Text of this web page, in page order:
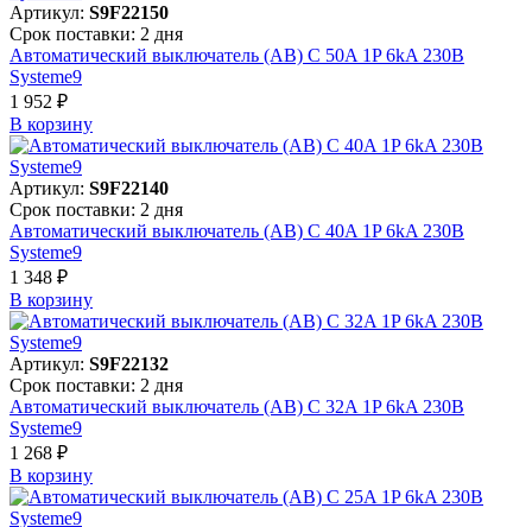
Артикул: S9F22150
Срок поставки: 2 дня
Автоматический выключатель (АВ) C 50A 1P 6kA 230В
Systeme9
1 952 ₽
В корзинy
Артикул: S9F22140
Срок поставки: 2 дня
Автоматический выключатель (АВ) C 40A 1P 6kA 230В
Systeme9
1 348 ₽
В корзинy
Артикул: S9F22132
Срок поставки: 2 дня
Автоматический выключатель (АВ) C 32A 1P 6kA 230В
Systeme9
1 268 ₽
В корзинy